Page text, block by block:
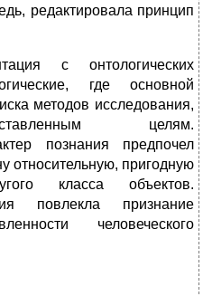
редактировала принцип
с онтологических
где основной
методов исследования,
целям.
познания предпочел
относительную, пригодную
класса объектов.
повлекла признание
человеческого